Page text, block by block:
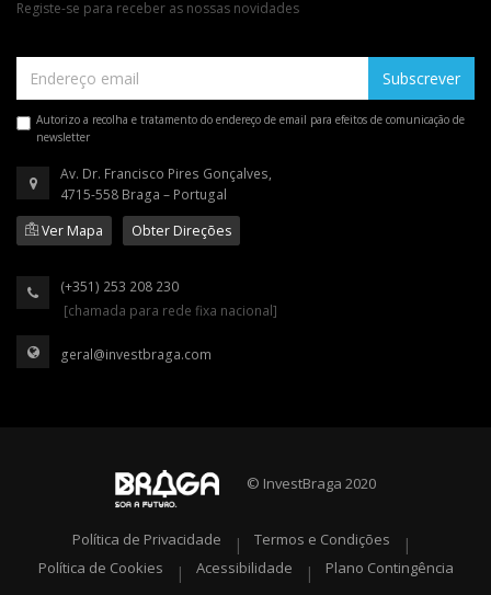
Registe-se para receber as nossas novidades
Subscrever
Autorizo a recolha e tratamento do endereço de email para efeitos de comunicação de
newsletter
Av. Dr. Francisco Pires Gonçalves,
4715-558 Braga – Portugal
Ver Mapa
Obter Direções
(+351) 253 208 230
[chamada para rede fixa nacional]
geral@investbraga.com
© InvestBraga 2020
Política de Privacidade | Termos e Condições |
Política de Cookies | Acessibilidade | Plano Contingência